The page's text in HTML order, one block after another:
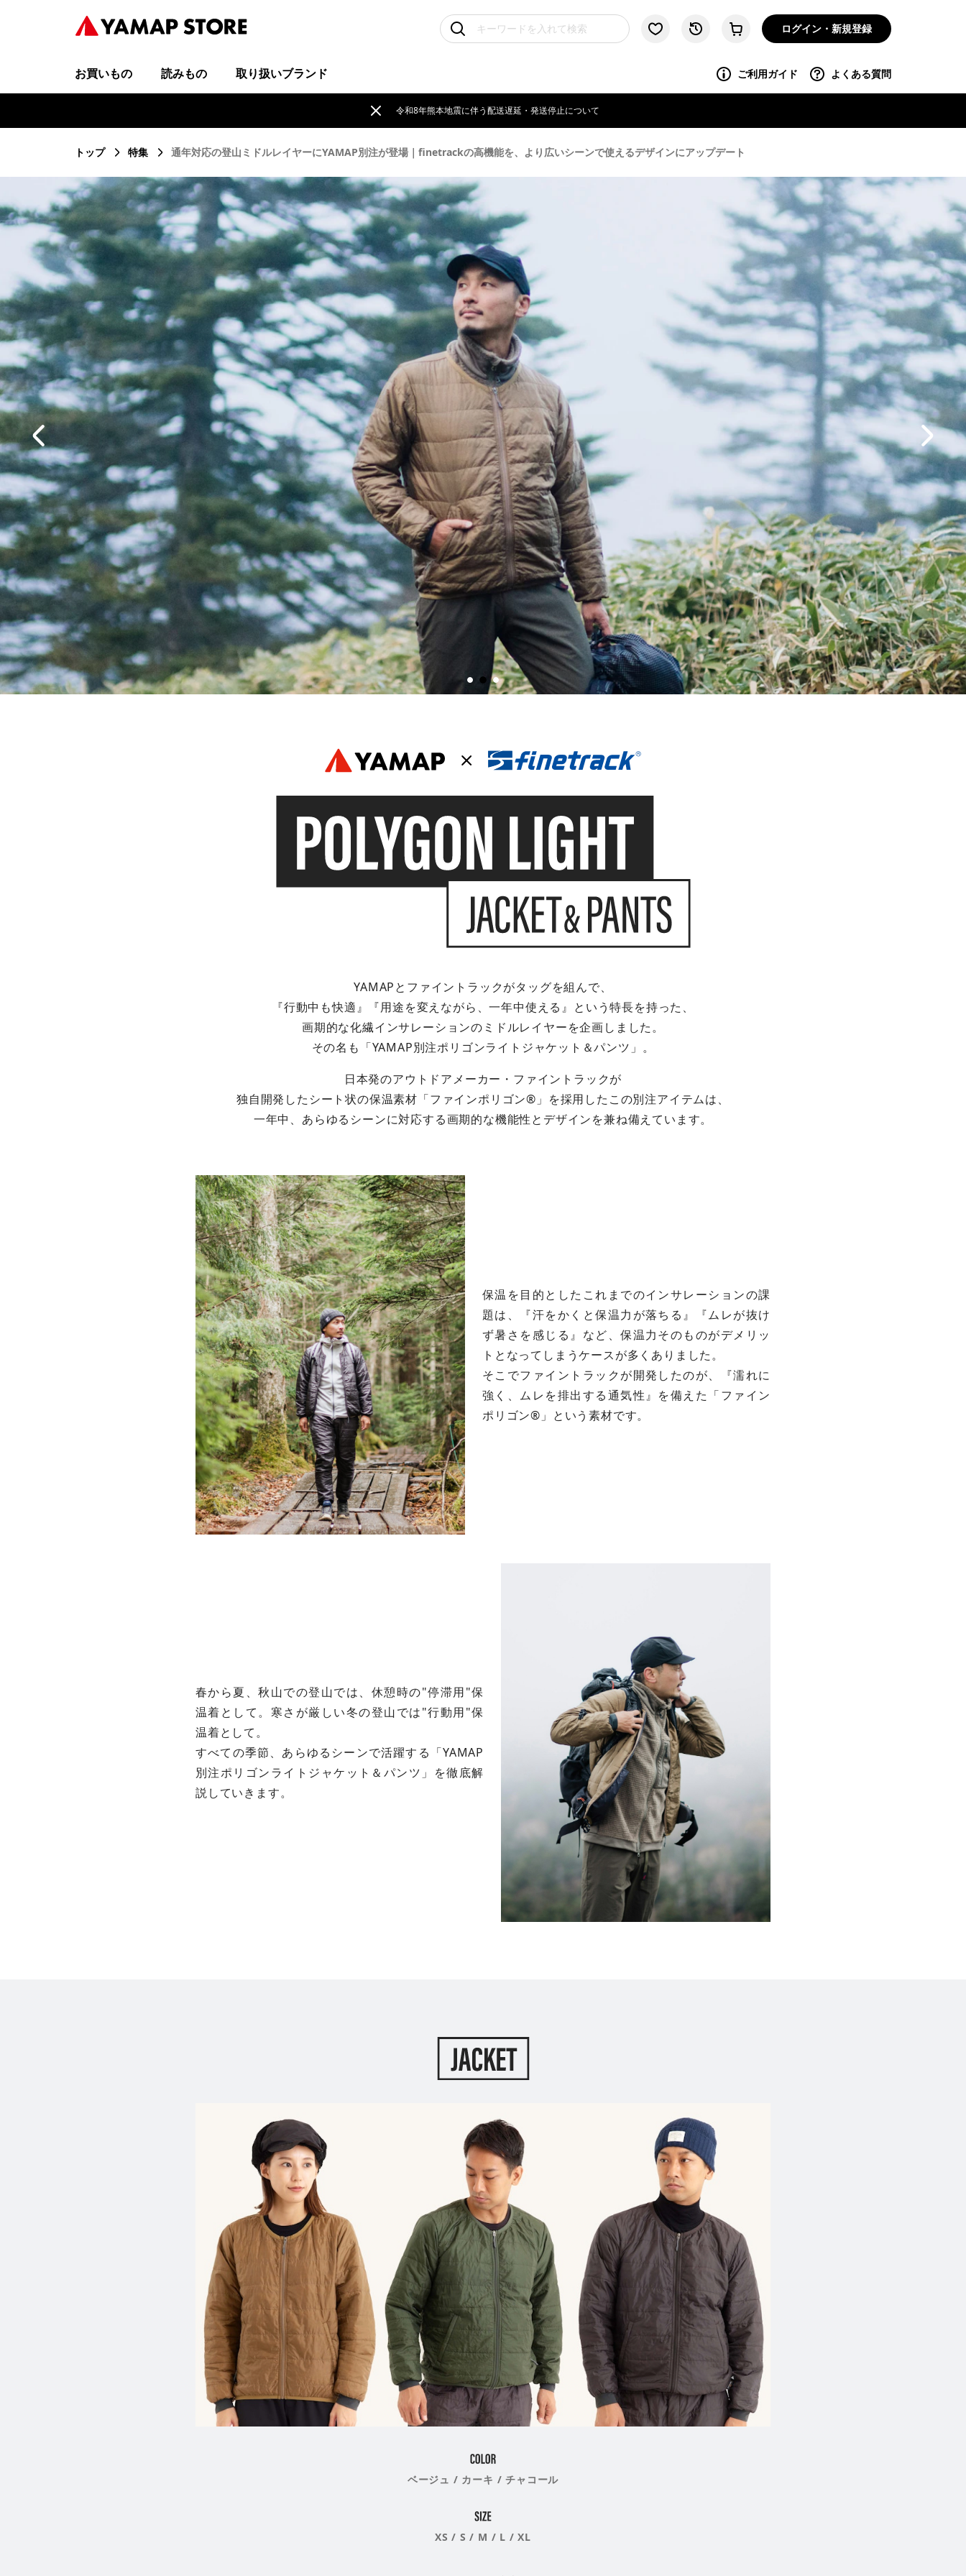
ログイン・新規登録
お買いもの 読みもの 取り扱いブランド ご利用ガイド よくある質問
令和8年熊本地震に伴う配送遅延・発送停止について
トップ 特集 通年対応の登山ミドルレイヤーにYAMAP別注が登場｜finetrackの高機能を、より広いシーンで使えるデザインにアップデート
YAMAPとファイントラックがタッグを組んで、
『行動中も快適』『用途を変えながら、一年中使える』という特長を持った、
画期的な化繊インサレーションのミドルレイヤーを企画しました。
その名も「YAMAP別注ポリゴンライトジャケット＆パンツ」。
日本発のアウトドアメーカー・ファイントラックが
独自開発したシート状の保温素材「ファインポリゴン®︎」を採用したこの別注アイテムは、
一年中、あらゆるシーンに対応する画期的な機能性とデザインを兼ね備えています。
保温を目的としたこれまでのインサレーションの課
題は、『汗をかくと保温力が落ちる』『ムレが抜け
ず暑さを感じる』など、保温力そのものがデメリッ
トとなってしまうケースが多くありました。
そこでファイントラックが開発したのが、『濡れに
強く、ムレを排出する通気性』を備えた「ファイン
ポリゴン®︎」という素材です。
春から夏、秋山での登山では、休憩時の"停滞用"保
温着として。寒さが厳しい冬の登山では"行動用"保
温着として。
すべての季節、あらゆるシーンで活躍する「YAMAP
別注ポリゴンライトジャケット＆パンツ」を徹底解
説していきます。
ベージュ / カーキ / チャコール
XS / S / M / L / XL